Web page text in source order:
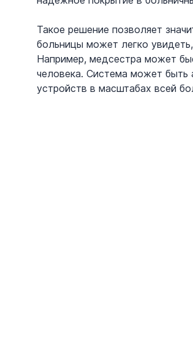
Такое решение позволяет
больницы может легко
Например, медсестра может
человека. Система может быть
устройств в масштабах всей